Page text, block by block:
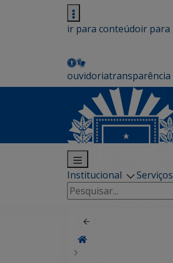
ir para conteúdoir para
ouvidoriatransparência
Institucional Serviços
Pesquisar
por: